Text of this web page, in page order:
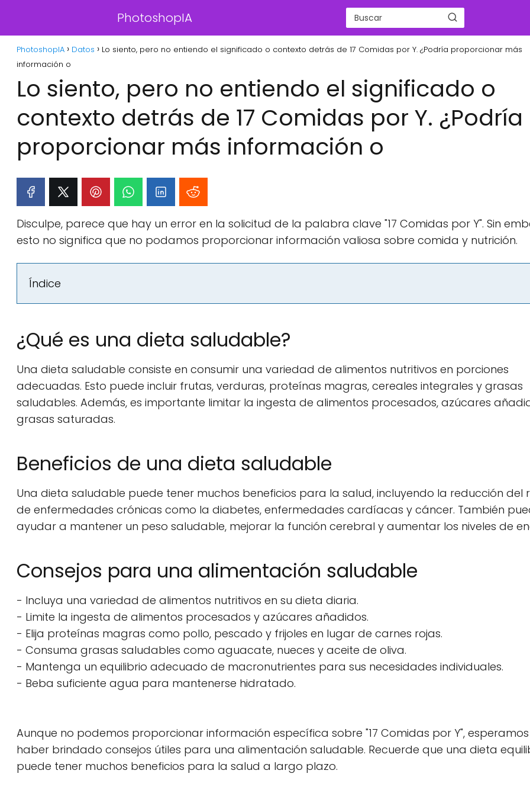
PhotoshopIA
PhotoshopIA Datos
Lo siento, pero no entiendo el significado o contexto detrás de 17 Comidas por Y. ¿Podría proporcionar más
información o
Lo siento, pero no entiendo el significado o
contexto detrás de 17 Comidas por Y. ¿Podría
proporcionar más información o
Disculpe, parece que hay un error en la solicitud de la palabra clave "17 Comidas por Y". Sin
esto no significa que no podamos proporcionar información valiosa sobre comida y nutrición.
Índice
¿Qué es una dieta saludable?
Una dieta saludable consiste en consumir una variedad de alimentos nutritivos en porciones
adecuadas. Esto puede incluir frutas, verduras, proteínas magras, cereales integrales y grasas
saludables. Además, es importante limitar la ingesta de alimentos procesados, azúcares
grasas saturadas.
Beneficios de una dieta saludable
Una dieta saludable puede tener muchos beneficios para la salud, incluyendo la reducción del
de enfermedades crónicas como la diabetes, enfermedades cardíacas y cáncer. También
ayudar a mantener un peso saludable, mejorar la función cerebral y aumentar los niveles de
Consejos para una alimentación saludable
- Incluya una variedad de alimentos nutritivos en su dieta diaria.
- Limite la ingesta de alimentos procesados y azúcares añadidos.
- Elija proteínas magras como pollo, pescado y frijoles en lugar de carnes rojas.
- Consuma grasas saludables como aguacate, nueces y aceite de oliva.
- Mantenga un equilibrio adecuado de macronutrientes para sus necesidades individuales.
- Beba suficiente agua para mantenerse hidratado.
Aunque no podemos proporcionar información específica sobre "17 Comidas por Y", esperamos
haber brindado consejos útiles para una alimentación saludable. Recuerde que una dieta
puede tener muchos beneficios para la salud a largo plazo.